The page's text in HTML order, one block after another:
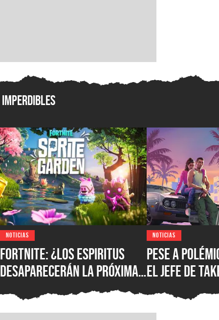
Imperdibles
NOTICIAS
Fortnite: ¿los espiritus
desaparecerán la próxima
temporada? Epic Games
confirmó su futuro y hay
NOTICIAS
Pese a
el jefe de
asegura
IA como